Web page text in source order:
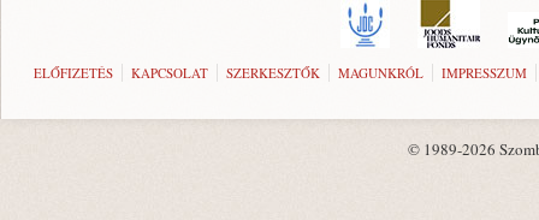
ELŐFIZETÉS KAPCSOLAT SZERKESZTŐK MAGUNKRÓL IMPRESSZUM
© 1989-2026